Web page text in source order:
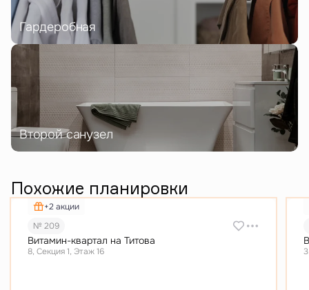
Гардеробная
Второй санузел
Похожие планировки
+2 акции
№ 209
Витамин-квартал на Титова
8, Секция 1, Этаж 16